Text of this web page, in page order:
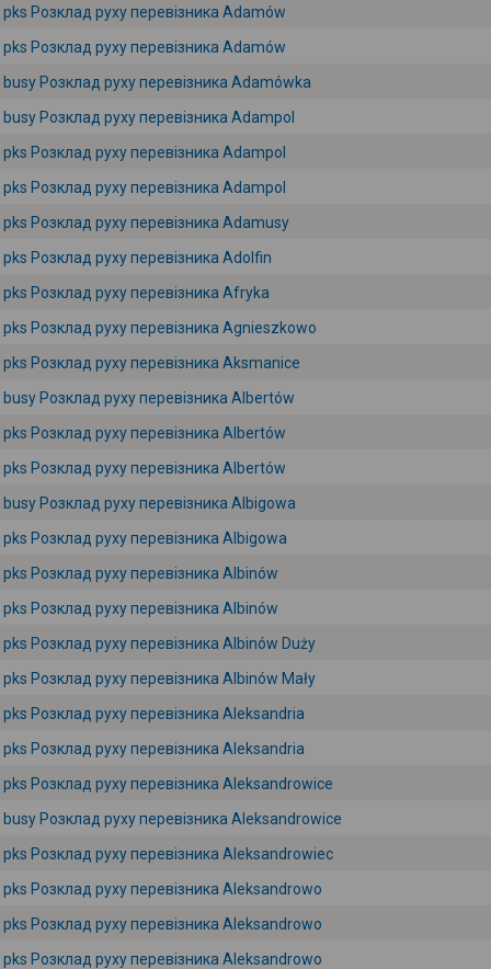
pks Розклад руху перевізника Adamów
pks Розклад руху перевізника Adamów
busy Розклад руху перевізника Adamówka
busy Розклад руху перевізника Adampol
pks Розклад руху перевізника Adampol
pks Розклад руху перевізника Adampol
pks Розклад руху перевізника Adamusy
pks Розклад руху перевізника Adolfin
pks Розклад руху перевізника Afryka
pks Розклад руху перевізника Agnieszkowo
pks Розклад руху перевізника Aksmanice
busy Розклад руху перевізника Albertów
pks Розклад руху перевізника Albertów
pks Розклад руху перевізника Albertów
busy Розклад руху перевізника Albigowa
pks Розклад руху перевізника Albigowa
pks Розклад руху перевізника Albinów
pks Розклад руху перевізника Albinów
pks Розклад руху перевізника Albinów Duży
pks Розклад руху перевізника Albinów Mały
pks Розклад руху перевізника Aleksandria
pks Розклад руху перевізника Aleksandria
pks Розклад руху перевізника Aleksandrowice
busy Розклад руху перевізника Aleksandrowice
pks Розклад руху перевізника Aleksandrowiec
pks Розклад руху перевізника Aleksandrowo
pks Розклад руху перевізника Aleksandrowo
pks Розклад руху перевізника Aleksandrowo